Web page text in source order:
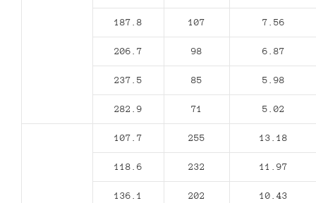
187.8 107 7.56
206.7 98 6.87
237.5 85 5.98
282.9 71 5.02
107.7 255 13.18
118.6 232 11.97
136.1 202 10.43